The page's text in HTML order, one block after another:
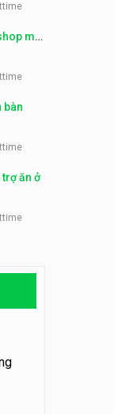
bán
ảnh,
vụ ca
–
Tiên
mỹ
bàn
trợ ăn ở